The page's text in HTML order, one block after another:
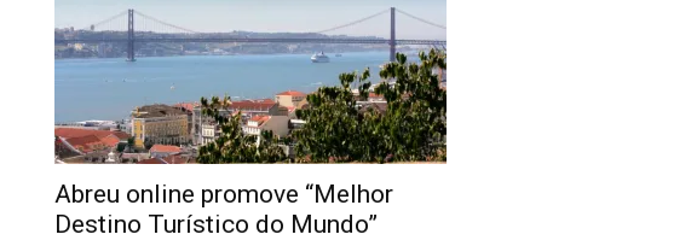
Abreu online promove “Melhor
Destino Turístico do Mundo”